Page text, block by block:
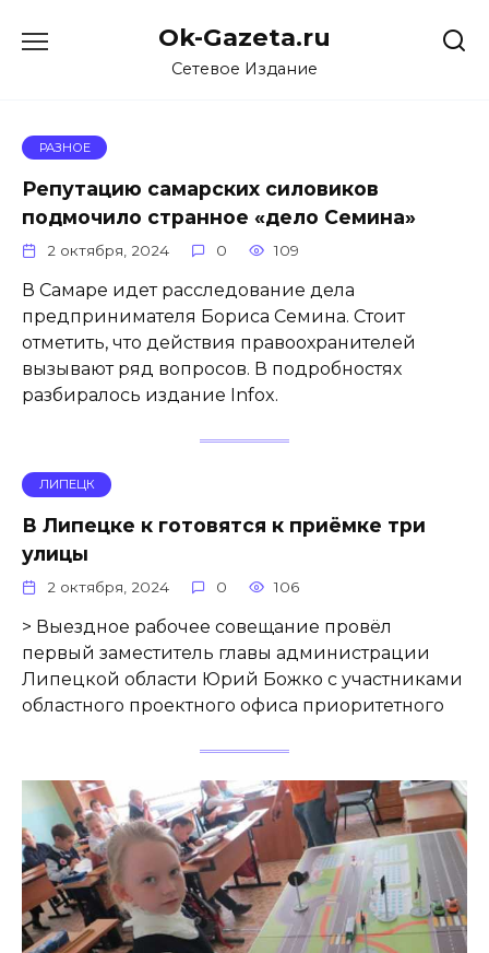
Ok-Gazeta.ru
Сетевое Издание
РАЗНОЕ
Репутацию самарских силовиков
подмочило странное «дело Семина»
2 октября, 2024 0 109
В Самаре идет расследование дела
предпринимателя Бориса Семина. Стоит
отметить, что действия правоохранителей
вызывают ряд вопросов. В подробностях
разбиралось издание Infox.
ЛИПЕЦК
В Липецке к готовятся к приёмке три
улицы
2 октября, 2024 0 106
> Выездное рабочее совещание провёл
первый заместитель главы администрации
Липецкой области Юрий Божко с участниками
областного проектного офиса приоритетного